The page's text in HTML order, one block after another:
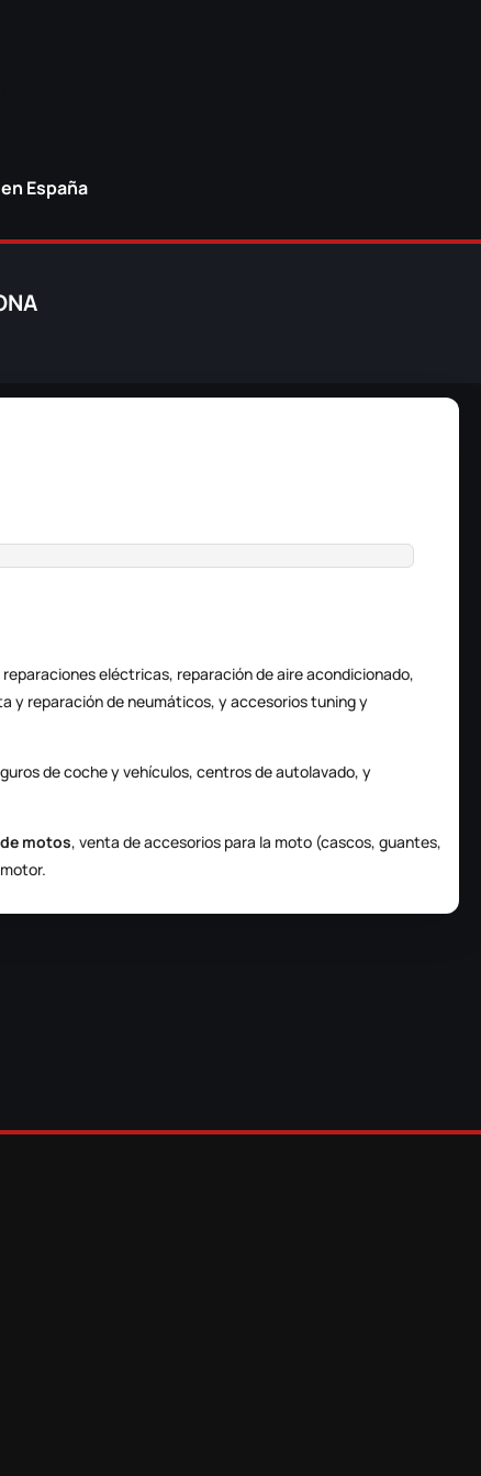
España
reparaciones eléctricas, reparación de aire acondicionado,
y reparación de neumáticos, y accesorios tuning y
de coche y vehículos, centros de autolavado, y
motos, venta de accesorios para la moto (cascos, guantes,